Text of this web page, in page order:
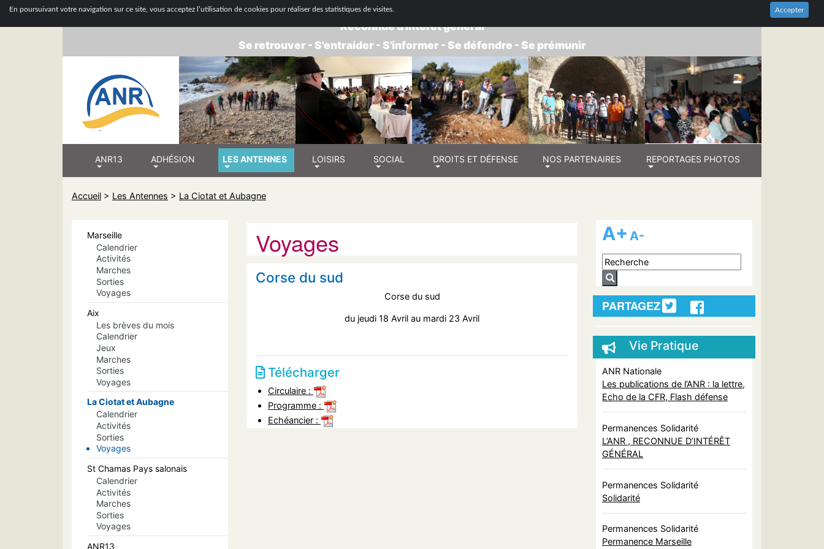
En poursuivant votre navigation sur ce site, vous acceptez l’utilisation de cookies pour réaliser des statistiques de visites. Accepter
ASSOCIATION NATIONALE DE RETRAITÉS - GROUPE BOUCHES-DU-RHÔNE
Reconnue d'intérêt général
Se retrouver - S'entraider - S'informer - Se défendre - Se prémunir
ANR13 ADHÉSION LES ANTENNES LOISIRS SOCIAL DROITS ET DÉFENSE NOS PARTENAIRES REPORTAGES PHOTOS
Accueil > Les Antennes > La Ciotat et Aubagne
Marseille
Calendrier
Activités
Marches
Sorties
Voyages
Aix
Les brèves du mois
Calendrier
Jeux
Marches
Sorties
Voyages
La Ciotat et Aubagne
Calendrier
Activités
Sorties
Voyages
St Chamas Pays salonais
Calendrier
Activités
Marches
Sorties
Voyages
ANR13
Voyages
Corse du sud
Corse du sud
du jeudi 18 Avril au mardi 23 Avril
Télécharger
Circulaire :
Programme :
Echéancier :
A+ A-
PARTAGEZ
Vie Pratique
ANR Nationale
Les publications de l’ANR : la lettre,
Echo de la CFR, Flash défense
Permanences Solidarité
L’ANR , RECONNUE D’INTÉRÊT
GÉNÉRAL
Permanences Solidarité
Solidarité
Permanences Solidarité
Permanence Marseille